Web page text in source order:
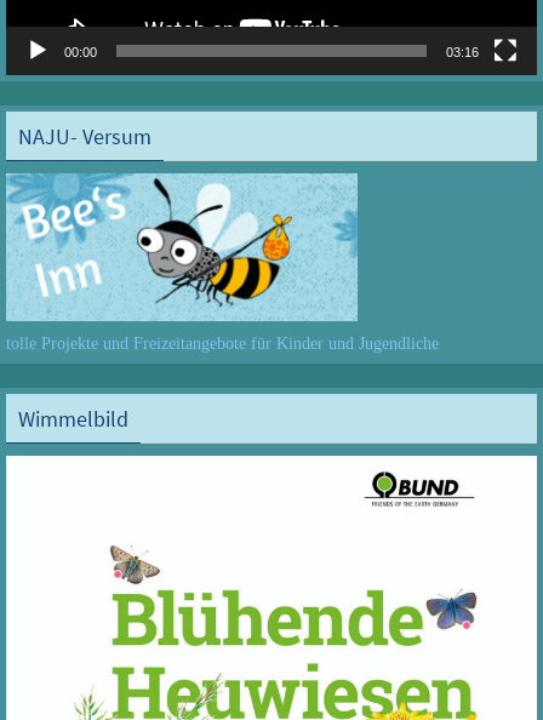
00:00 03:16
NAJU- Versum
tolle Projekte und Freizeitangebote für Kinder und Jugendliche
Wimmelbild